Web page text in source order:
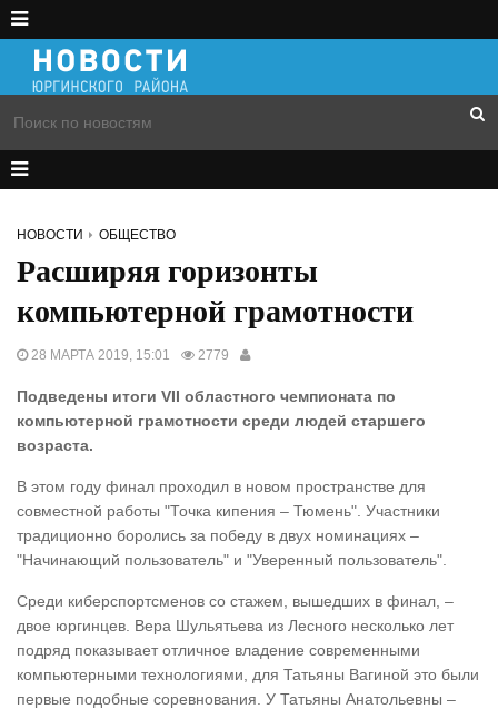
НОВОСТИ ОБЩЕСТВО
Расширяя горизонты
компьютерной грамотности
28 МАРТА 2019, 15:01 2779
Подведены итоги VII областного чемпионата по
компьютерной грамотности среди людей старшего
возраста.
В этом году финал проходил в новом пространстве для
совместной работы "Точка кипения – Тюмень". Участники
традиционно боролись за победу в двух номинациях –
"Начинающий пользователь" и "Уверенный пользователь".
Среди киберспортсменов со стажем, вышедших в финал, –
двое юргинцев. Вера Шульятьева из Лесного несколько лет
подряд показывает отличное владение современными
компьютерными технологиями, для Татьяны Вагиной это были
первые подобные соревнования. У Татьяны Анатольевны –